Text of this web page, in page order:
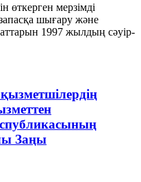
өткерген мерзiмдi
шығару және
1997 жылдың сәуiр-
қызметшiлердiң
Заңы